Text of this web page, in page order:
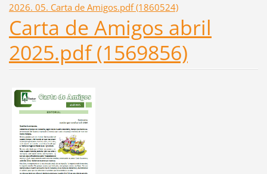
2026. 05. Carta de Amigos.pdf (1860524)
Carta de Amigos abril
2025.pdf (1569856)